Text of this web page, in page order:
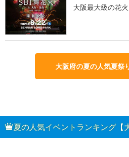
大阪最大級の花
大阪府の夏の人気夏祭
夏の人気イベントランキング【